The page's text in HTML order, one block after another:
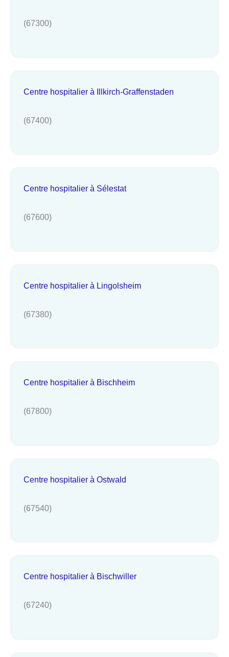
(67300)
Centre hospitalier à Illkirch-Graffenstaden
(67400)
Centre hospitalier à Sélestat
(67600)
Centre hospitalier à Lingolsheim
(67380)
Centre hospitalier à Bischheim
(67800)
Centre hospitalier à Ostwald
(67540)
Centre hospitalier à Bischwiller
(67240)